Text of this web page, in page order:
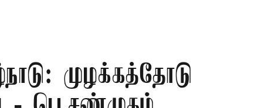
முழக்கத்தோடு